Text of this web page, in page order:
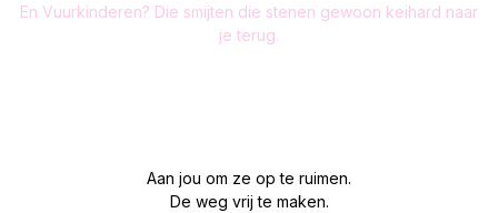
En Vuurkinderen? Die smijten die stenen gewoon keihard naar
je terug.
Aan jou om ze op te ruimen.
De weg vrij te maken.